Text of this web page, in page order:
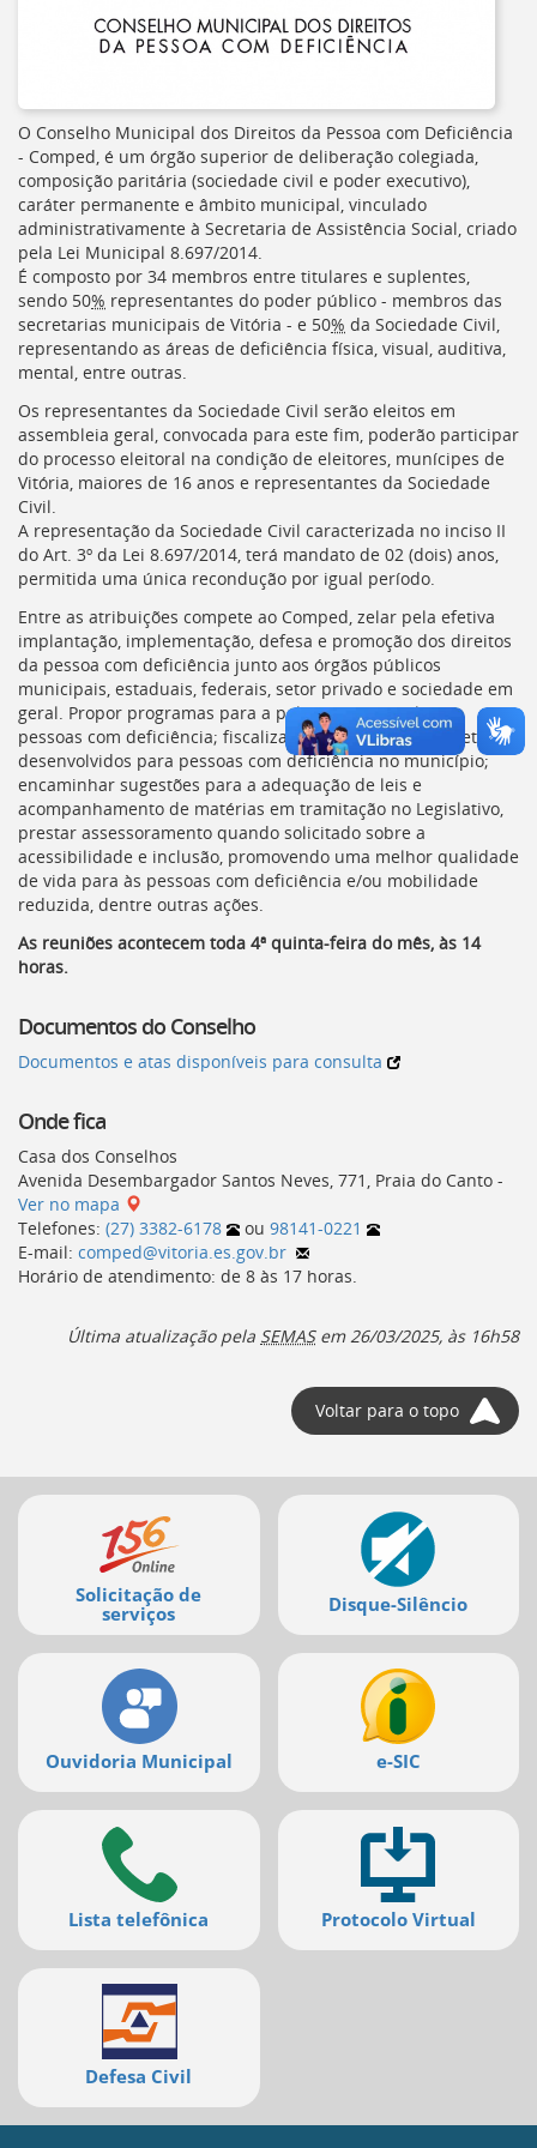
notícias
[]
Ir
para
o
conteúdo
desta
página
[]
Ir
para
busca
[]
Voltar
para
o
início
deste
menu
O Conselho Municipal dos Direitos da Pessoa com Deficiência
- Comped, é um órgão superior de deliberação colegiada,
composição paritária (sociedade civil e poder executivo),
caráter permanente e âmbito municipal, vinculado
administrativamente à Secretaria de Assistência Social, criado
pela Lei Municipal 8.697/2014.
É composto por 34 membros entre titulares e suplentes,
sendo 50% representantes do poder público - membros das
secretarias municipais de Vitória - e 50% da Sociedade Civil,
representando as áreas de deficiência física, visual, auditiva,
mental, entre outras.
Os representantes da Sociedade Civil serão eleitos em
assembleia geral, convocada para este fim, poderão participar
do processo eleitoral na condição de eleitores, munícipes de
Vitória, maiores de 16 anos e representantes da Sociedade
Civil.
A representação da Sociedade Civil caracterizada no inciso II
do Art. 3º da Lei 8.697/2014, terá mandato de 02 (dois) anos,
permitida uma única recondução por igual período.
Entre as atribuições compete ao Comped, zelar pela efetiva
implantação, implementação, defesa e promoção dos direitos
da pessoa com deficiência junto aos órgãos públicos
municipais, estaduais, federais, setor privado e sociedade em
geral. Propor programas para a política municipal para
pessoas com deficiência; fiscalizar os programas e projetos
desenvolvidos para pessoas com deficiência no município;
encaminhar sugestões para a adequação de leis e
acompanhamento de matérias em tramitação no Legislativo,
prestar assessoramento quando solicitado sobre a
acessibilidade e inclusão, promovendo uma melhor qualidade
de vida para às pessoas com deficiência e/ou mobilidade
reduzida, dentre outras ações.
As reuniões acontecem toda 4ª quinta-feira do mês, às 14
horas.
Documentos do Conselho
Documentos e atas disponíveis para consulta
Onde fica
Casa dos Conselhos
Avenida Desembargador Santos Neves, 771, Praia do Canto -
Ver no mapa
Telefones: (27) 3382-6178 ou 98141-0221
E-mail: comped@vitoria.es.gov.br
Horário de atendimento: de 8 às 17 horas.
Última atualização pela SEMASem26/03/2025, às 16h58
Voltar para o topo
Mais
serviços
Solicitação de
serviços
Disque-Silêncio
Ouvidoria Municipal e-SIC
Lista telefônica Protocolo Virtual
Defesa Civil